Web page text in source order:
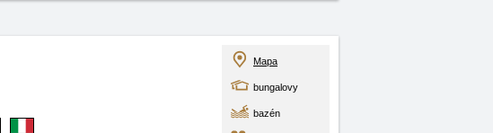
Mapa
bungalovy
bazén